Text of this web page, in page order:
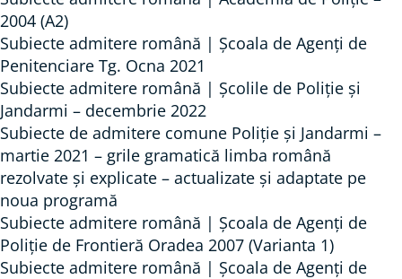
2004 (A2)
Subiecte admitere română | Școala de Agenți de
Penitenciare Tg. Ocna 2021
Subiecte admitere română | Școlile de Poliție și
Jandarmi – decembrie 2022
Subiecte de admitere comune Poliție și Jandarmi –
martie 2021 – grile gramatică limba română
rezolvate și explicate – actualizate și adaptate pe
noua programă
Subiecte admitere română | Școala de Agenți de
Poliție de Frontieră Oradea 2007 (Varianta 1)
Subiecte admitere română | Școala de Agenți de